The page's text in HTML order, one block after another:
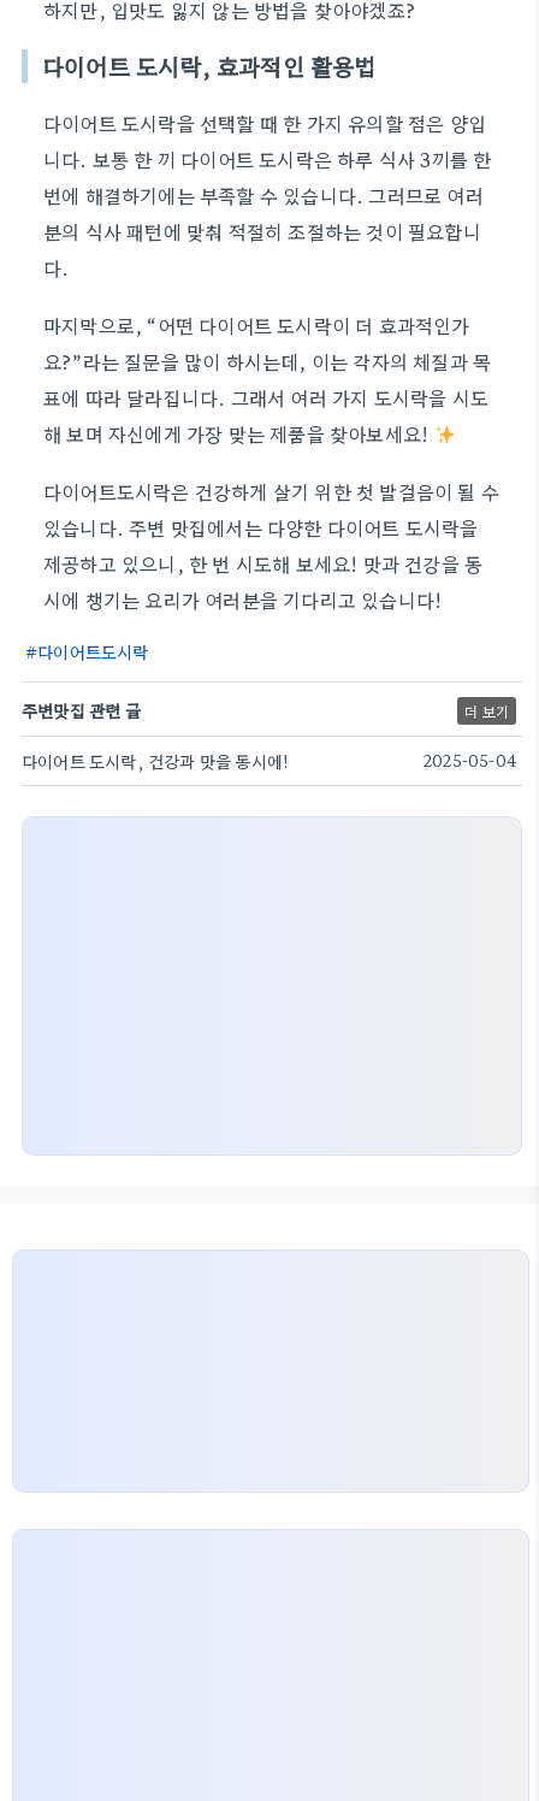
하지만, 입맛도 잃지 않는 방법을 찾아야겠죠?
다이어트 도시락, 효과적인 활용법
다이어트 도시락을 선택할 때 한 가지 유의할 점은 양입
니다. 보통 한 끼 다이어트 도시락은 하루 식사 3끼를 한
번에 해결하기에는 부족할 수 있습니다. 그러므로 여러
분의 식사 패턴에 맞춰 적절히 조절하는 것이 필요합니
다.
마지막으로, “어떤 다이어트 도시락이 더 효과적인가
요?”라는 질문을 많이 하시는데, 이는 각자의 체질과 목
표에 따라 달라집니다. 그래서 여러 가지 도시락을 시도
해 보며 자신에게 가장 맞는 제품을 찾아보세요!
다이어트도시락은 건강하게 살기 위한 첫 발걸음이 될 수
있습니다. 주변 맛집에서는 다양한 다이어트 도시락을
제공하고 있으니, 한 번 시도해 보세요! 맛과 건강을 동
시에 챙기는 요리가 여러분을 기다리고 있습니다!
다이어트도시락
주변맛집 관련 글 더 보기
다이어트 도시락, 건강과 맛을 동시에! 2025-05-04